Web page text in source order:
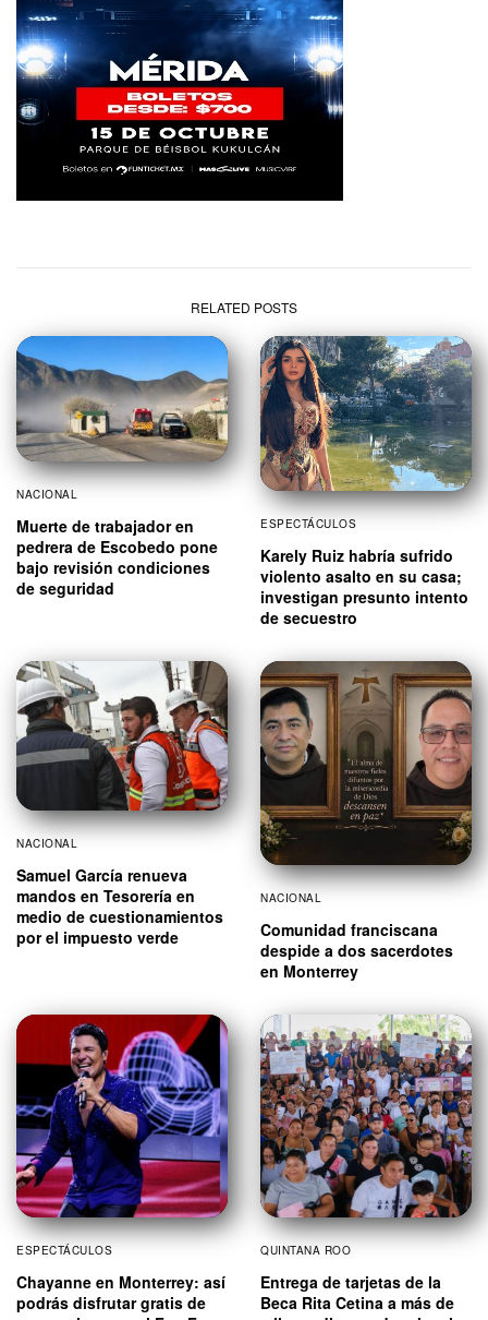
RELATED POSTS
NACIONAL
Muerte de trabajador en
pedrera de Escobedo pone
bajo revisión condiciones
de seguridad
ESPECTÁCULOS
Karely Ruiz habría sufrido
violento asalto en su casa;
investigan presunto intento
de secuestro
NACIONAL
Samuel García renueva
mandos en Tesorería en
medio de cuestionamientos
por el impuesto verde
NACIONAL
Comunidad franciscana
despide a dos sacerdotes
en Monterrey
ESPECTÁCULOS
Chayanne en Monterrey: así
podrás disfrutar gratis de
QUINTANA ROO
Entrega de tarjetas de la
Beca Rita Cetina a más de